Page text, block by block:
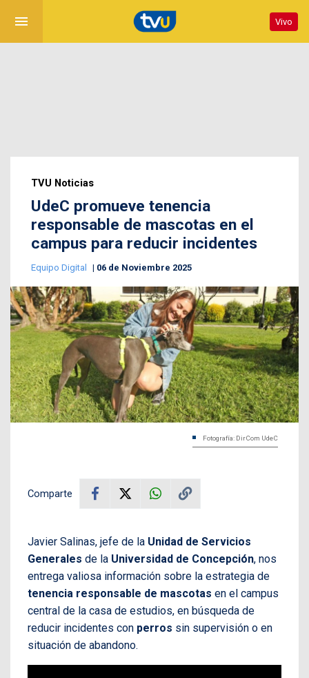
menu Vivo
TVU Noticias
UdeC promueve tenencia
responsable de mascotas en el
campus para reducir incidentes
Equipo Digital 06 de Noviembre 2025
Fotografía: DirCom UdeC
Comparte
Javier Salinas, jefe de la Unidad de Servicios
Generales de la Universidad de Concepción, nos
entrega valiosa información sobre la estrategia de
tenencia responsable de mascotas en el campus
central de la casa de estudios, en búsqueda de
reducir incidentes con perros sin supervisión o en
situación de abandono.